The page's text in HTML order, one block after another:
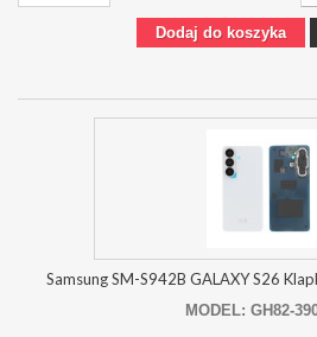
Dodaj do koszyka
Samsung SM-S942B GALAXY S26
MODEL: GH82-